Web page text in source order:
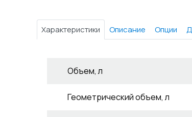
Характеристики Описание Опции
Объем, л
Геометрический объем, л